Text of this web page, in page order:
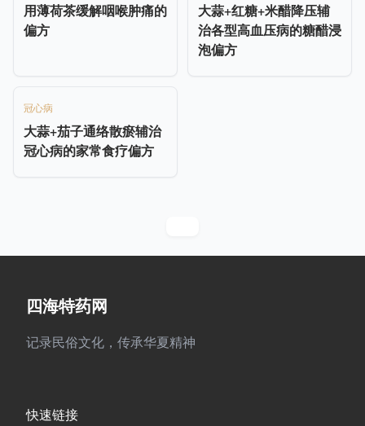
用薄荷茶缓解咽喉肿痛的
偏方
大蒜+红糖+米醋降压辅
治各型高血压病的糖醋浸
泡偏方
冠心病
大蒜+茄子通络散瘀辅治
冠心病的家常食疗偏方
四海特药网
记录民俗文化，传承华夏精神
快速链接